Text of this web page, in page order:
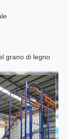
grano di legno